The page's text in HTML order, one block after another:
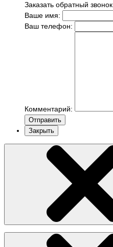
Заказать обратный звонок
Ваше имя:
Ваш телефон:
Комментарий:
Отправить
Закрыть